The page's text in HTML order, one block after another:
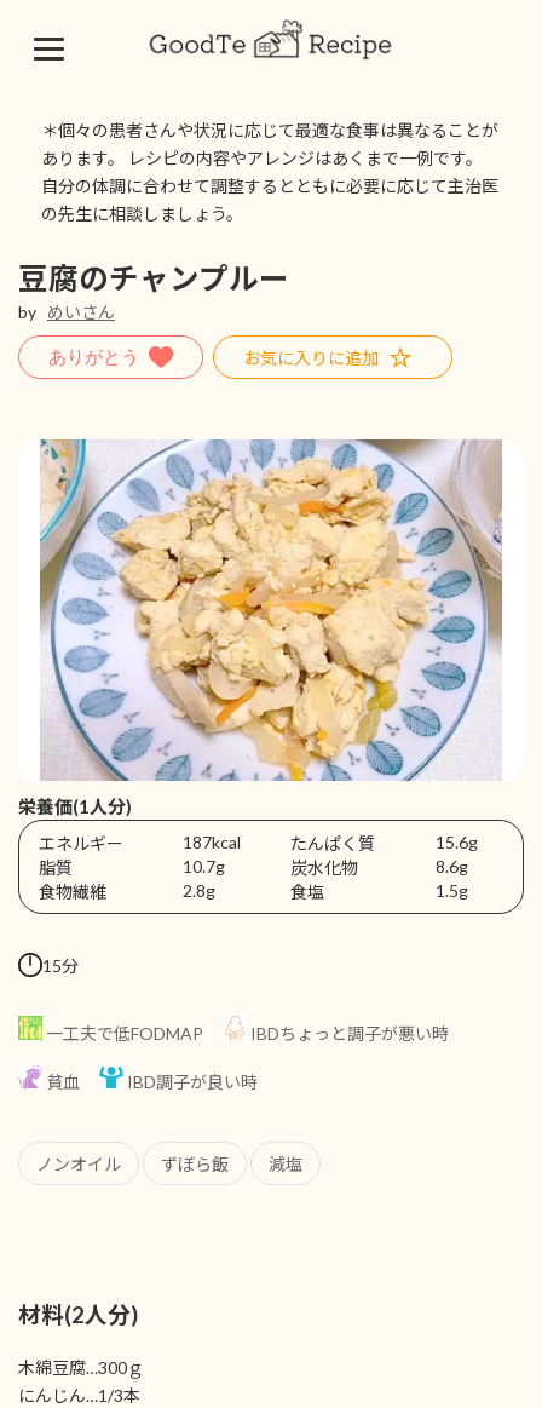
＊個々の患者さんや状況に応じて最適な食事は異なることが
あります。 レシピの内容やアレンジはあくまで一例です。
自分の体調に合わせて調整するとともに必要に応じて主治医
の先生に相談しましょう。
豆腐のチャンプルー
by めいさん
お気に入りに追加
栄養価(1人分)
エネルギー 187kcal たんぱく質
15.6g
脂質
10.7g 炭水化物
8.6g
食物繊維
2.8g 食塩 1.5g
15分
一工夫で低FODMAP IBDちょっと調子が悪い時
貧血 IBD調子が良い時
ノンオイル ずぼら飯 減塩
材料(2人分)
木綿豆腐…300ｇ
にんじん…1/3本